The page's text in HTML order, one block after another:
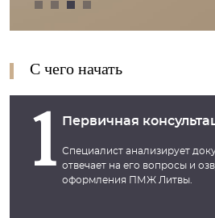
С чего начать
1 Первичная
Специалист анализирует
отвечает на его вопросы и
оформления ПМЖ Литвы.